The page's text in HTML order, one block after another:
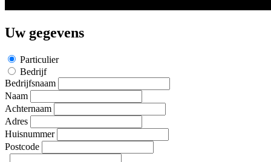
Uw gegevens
Particulier
Bedrijf
Bedrijfsnaam
Naam
Achternaam
Adres
Huisnummer
Postcode